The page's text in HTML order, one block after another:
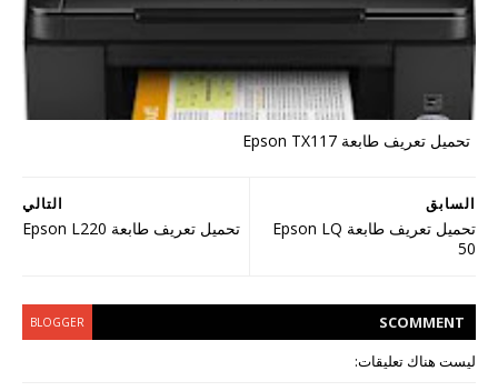
تحميل تعريف طابعة Epson TX117
التالي
تحميل تعريف طابعة Epson L220
السابق
تحميل تعريف طابعة Epson LQ
50
COMMENT
S
BLOGGER
ليست هناك تعليقات: